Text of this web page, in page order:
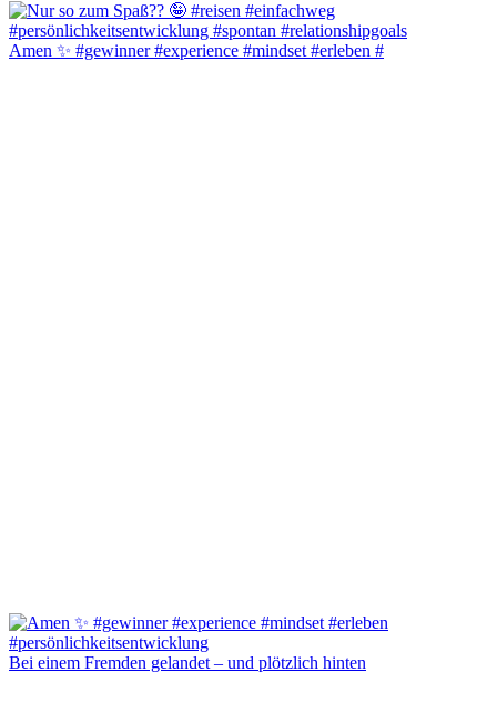
Amen ✨️ #gewinner #experience #mindset #erleben #
Bei einem Fremden gelandet – und plötzlich hinten